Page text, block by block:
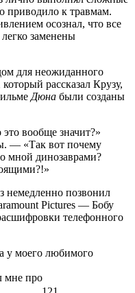
приводило к травмам.
осознал, что все
заменены
для неожиданного
рассказал Крузу,
Дюна были созданы
вообще значит?»
— «Так вот почему
мной динозаврами?
немедленно позвонил
Pictures — Бобу
телефонного
у моего любимого
мне про